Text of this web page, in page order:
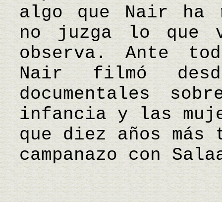
algo que Nair ha
no juzga lo que
observa. Ante
Nair filmó
documentales
infancia y las
que diez años
campanazo con